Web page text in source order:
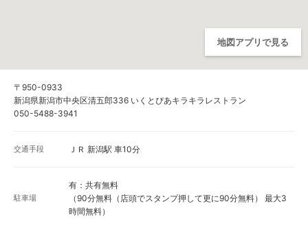
地図アプリで見る
〒950-0933
新潟県新潟市中央区清五郎336 いくとぴあキラキラレストラン
050-5488-3941
交通手段 ＪＲ 新潟駅 車10分
駐車場
有：共有無料
（90分無料（店頭でスタンプ押して更に90分無料） 最大3
時間無料）